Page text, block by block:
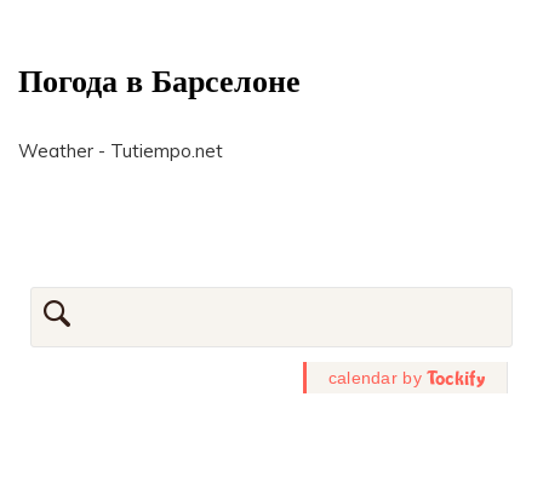
Погода в Барселоне
Weather - Tutiempo.net